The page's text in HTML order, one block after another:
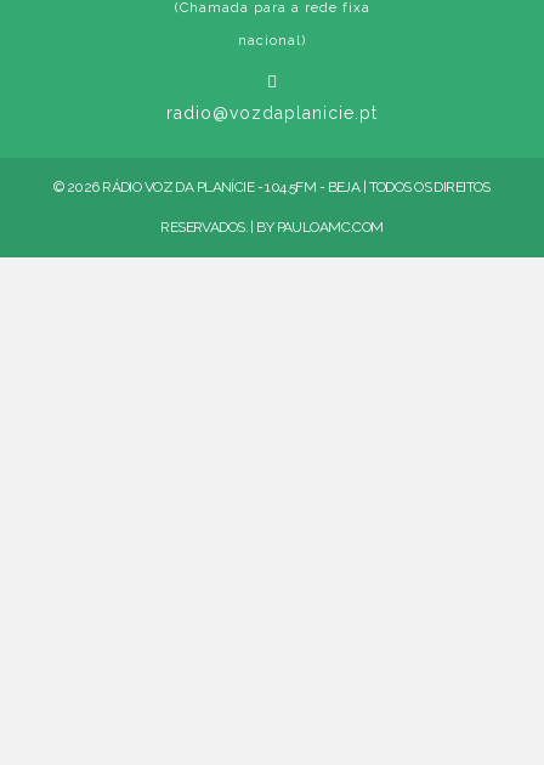
(Chamada para a rede fixa
nacional)
radio@vozdaplanicie.pt
© 2026 RÁDIO VOZ DA PLANÍCIE - 104.5FM - BEJA | TODOS OS DIREITOS
RESERVADOS. | BY PAULOAMC.COM